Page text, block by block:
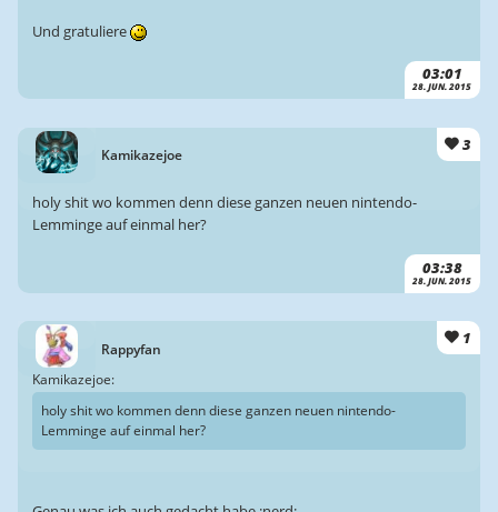
03:01
28. JUN. 2015
Und gratuliere
Kamikazejoe
3
03:38
28. JUN. 2015
holy shit wo kommen denn diese ganzen neuen nintendo-
Lemminge auf einmal her?
Rappyfan
1
Kamikazejoe:
holy shit wo kommen denn diese ganzen neuen nintendo-
Lemminge auf einmal her?